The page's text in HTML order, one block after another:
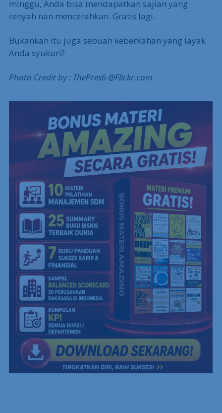
minggu, Anda bisa mendapatkan sajian yang
renyah nan mencerahkan. Gratis lagi.
Bukankah itu juga sebuah keberkahan yang layak
Anda syukuri?
Photo Credit by : ThePres6 @Flickr.com